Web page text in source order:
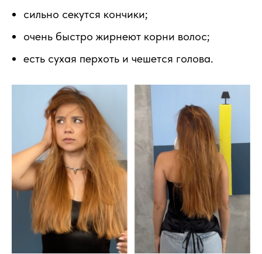
сильно секутся кончики;
очень быстро жирнеют корни волос;
есть сухая перхоть и чешется голова.